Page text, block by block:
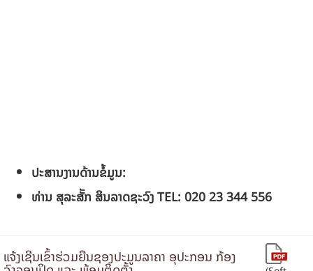
ປະສານງານດ້ານຂໍ້ມູນ:
ທ່ານ ສຸລະສັັກ ສິນລາດຊະວົງTEL: 02023 344 556
ແຈ້ງເຊີນເຂົ້າຮ່ວມຍືນຊອງປະມູນລາຄາ ອຸປະກອນ ກ້ອງ